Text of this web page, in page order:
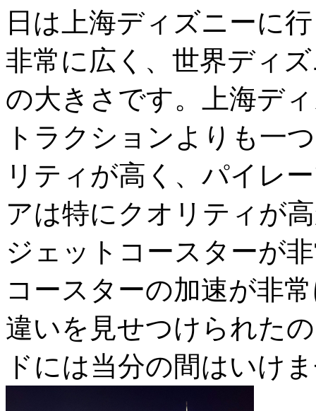
日は上海ディズニーに
非常に広く、世界ディ
の大きさです。上海デ
トラクションよりも一
リティが高く、パイレ
アは特にクオリティが
ジェットコースターが
コースターの加速が非
違いを見せつけられた
ドには当分の間はいけ